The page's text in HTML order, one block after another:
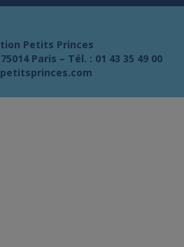
Petits Princes
Paris – Tél. : 01 43 35 49 00